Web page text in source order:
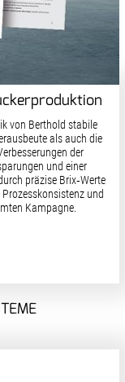
von Berthold stabile
als auch die
der
und einer
präzise Brix‑Werte
und
Kampagne.